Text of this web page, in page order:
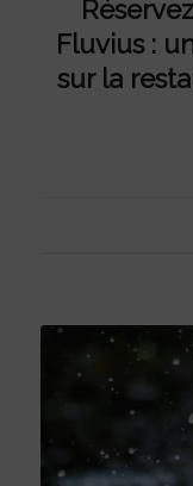
Fluvius :
sur la